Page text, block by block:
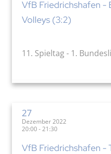
VfB Friedrichshafen -
Volleys (3:2)
11. Spieltag - 1.
27
Dezember 2022
20:00 - 21:30
VfB Friedrichshafen -